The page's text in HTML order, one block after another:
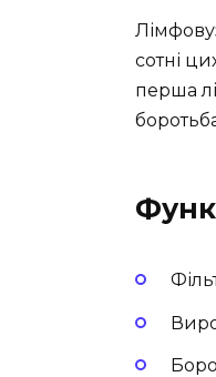
сотні
перша